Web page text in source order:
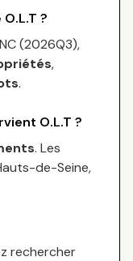
O.L.T ?
(2026Q3),
,
.
O.L.T ?
. Les
de-Seine,
rechercher